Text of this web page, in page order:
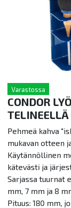
Varastossa
CONDOR
Pehmeä kahva
mukavan otteen
Käytännöllinen
kätevästi ja
Sarjassa tuurnat
mm, 7 mm ja 8
Pituus: 180 mm,